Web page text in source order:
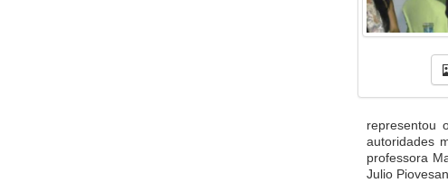
representou
autoridades
professora
Julio